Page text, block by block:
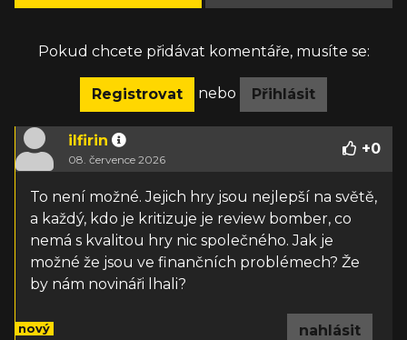
Pokud chcete přidávat komentáře, musíte se:
Registrovat nebo Přihlásit
ilfirin
08. července 2026
+0
To není možné. Jejich hry jsou nejlepší na světě,
a každý, kdo je kritizuje je review bomber, co
nemá s kvalitou hry nic společného. Jak je
možné že jsou ve finančních problémech? Že
by nám novináři lhali?
nový nahlásit